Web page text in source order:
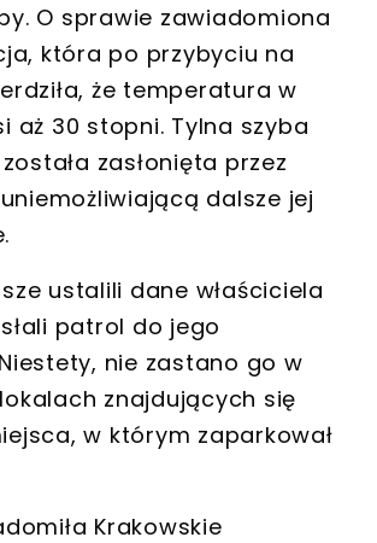
O sprawie zawiadomiona
która po przybyciu na
że temperatura w
aż 30 stopni. Tylna szyba
zasłonięta przez
dalsze jej
ustalili dane właściciela
patrol do jego
nie zastano go w
znajdujących się
w którym zaparkował
Krakowskie